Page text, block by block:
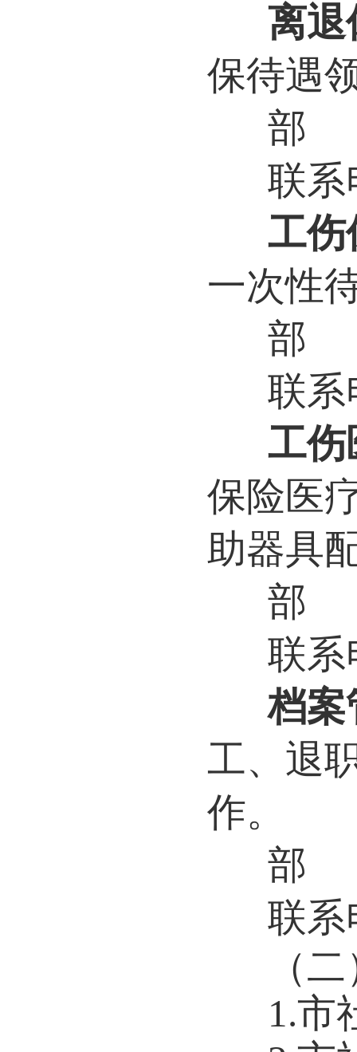
离退
保待遇
部
联系
工伤
一次性
部
联系
工伤
保险医
助器具
部
联系
档案
工、退
作。
部
联系
（
1.市